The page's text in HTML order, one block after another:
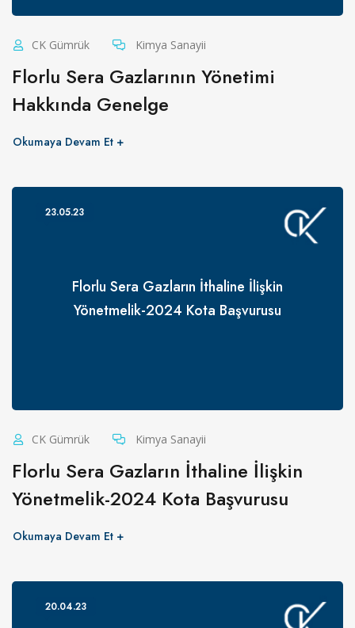
CK Gümrük Kimya Sanayii
Florlu Sera Gazlarının Yönetimi
Hakkında Genelge
Okumaya Devam Et
Florlu Sera Gazların İthaline İlişkin
Yönetmelik-2024 Kota Başvurusu
23.05.23
CK Gümrük Kimya Sanayii
Florlu Sera Gazların İthaline İlişkin
Yönetmelik-2024 Kota Başvurusu
Okumaya Devam Et
20.04.23